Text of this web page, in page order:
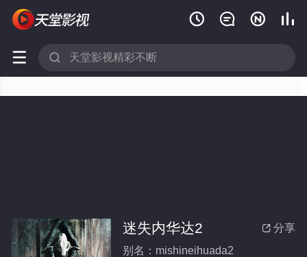
   
 
 分享
迷失内华达2
别名：mishineihuada2